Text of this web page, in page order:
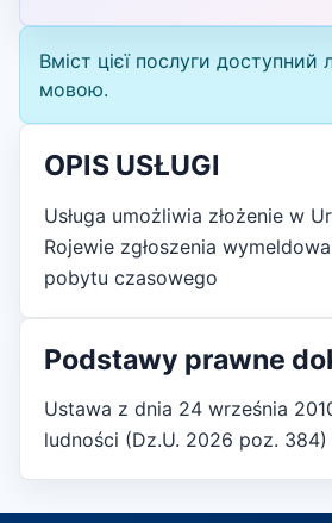
Вміст цієї послуги
мовою.
OPIS USŁUGI
Usługa umożliwia złożenie w
Rojewie zgłoszenia
pobytu czasowego
Podstawy prawne
Ustawa z dnia 24 września
ludności (Dz.U. 2026 poz. 384)